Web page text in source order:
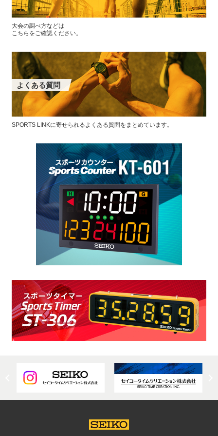
大会の調べ方などは
こちらをご確認ください。
よくある質問
SPORTS LINKに寄せられるよくある質問をまとめています。